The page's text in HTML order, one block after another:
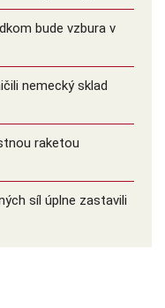
bude vzbura v
nemecký sklad
raketou
síl úplne zastavili